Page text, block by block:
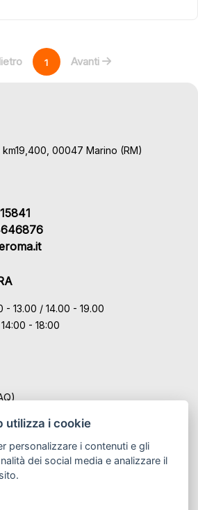
utilizza i cookie
personalizzare i contenuti e gli
dei social media e analizzare il
1 Avanti
00047 Marino (RM)
- 13.00 / 14.00 - 19.00
- 18:00
sede di Marino - Roma, P.IVA: IT
Imprese di Roma n° 12489131008
auto